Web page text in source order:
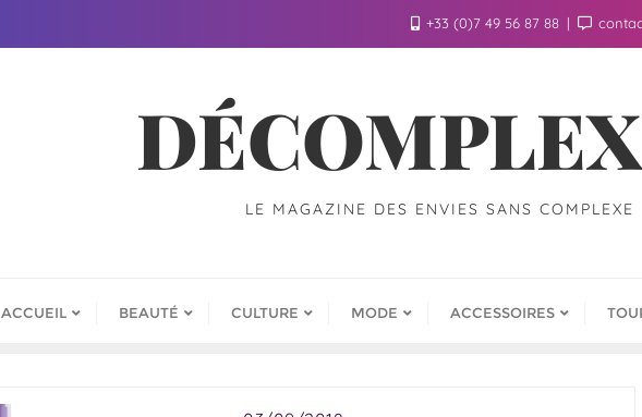
+33 (0)7 49 56 87 88
LE MAGAZINE DES ENVIES SANS COMPLEXE
ACCUEIL BEAUTÉ CULTURE MODE ACCESSOIRES